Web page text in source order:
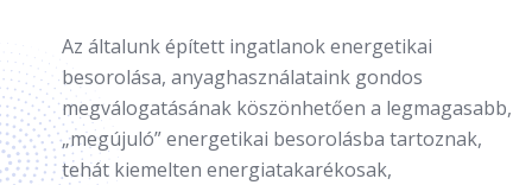
Az általunk épített ingatlanok energetikai
besorolása, anyaghasználataink gondos
megválogatásának köszönhetően a legmagasabb,
„megújuló” energetikai besorolásba tartoznak,
tehát kiemelten energiatakarékosak,